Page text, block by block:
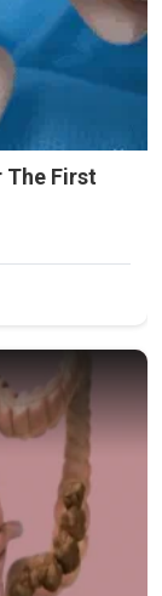
The First